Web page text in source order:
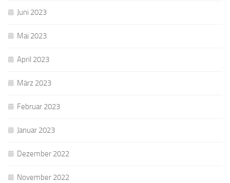
Juni 2023
Mai 2023
April 2023
März 2023
Februar 2023
Januar 2023
Dezember 2022
November 2022